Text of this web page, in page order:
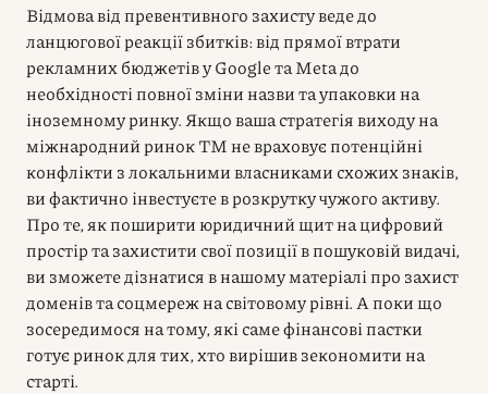
Відмова від превентивного захисту веде до
ланцюгової реакції збитків: від прямої втрати
рекламних бюджетів у Google та Meta до
необхідності повної зміни назви та упаковки на
іноземному ринку. Якщо ваша стратегія виходу на
міжнародний ринок ТМ не враховує потенційні
конфлікти з локальними власниками схожих знаків,
ви фактично інвестуєте в розкрутку чужого активу.
Про те, як поширити юридичний щит на цифровий
простір та захистити свої позиції в пошуковій видачі,
ви зможете дізнатися в нашому матеріалі про захист
доменів та соцмереж на світовому рівні. А поки що
зосередимося на тому, які саме фінансові пастки
готує ринок для тих, хто вирішив зекономити на
старті.